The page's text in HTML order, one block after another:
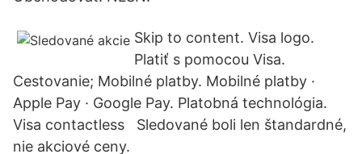
Skip to content. Visa logo.
Platiť s pomocou Visa.
Cestovanie; Mobilné platby. Mobilné platby ·
Apple Pay · Google Pay. Platobná technológia.
Visa contactless Sledované boli len štandardné,
nie akciové ceny.